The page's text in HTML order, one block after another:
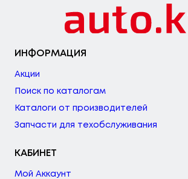
ИНФОРМАЦИЯ
Акции
Поиск по каталогам
Каталоги от производителей
Запчасти для техобслуживания
КАБИНЕТ
Мой Аккаунт